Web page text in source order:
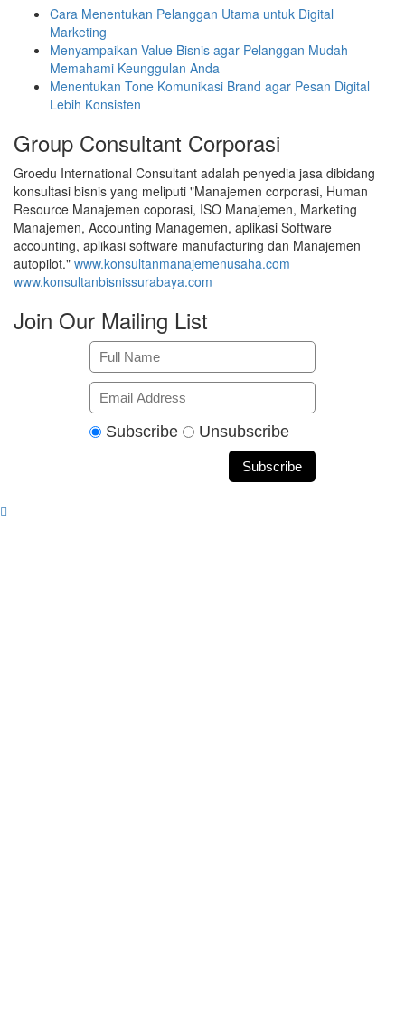
Cara Menentukan Pelanggan Utama untuk Digital
Marketing
Menyampaikan Value Bisnis agar Pelanggan Mudah
Memahami Keunggulan Anda
Menentukan Tone Komunikasi Brand agar Pesan Digital
Lebih Konsisten
Group Consultant Corporasi
Groedu International Consultant adalah penyedia jasa dibidang
konsultasi bisnis yang meliputi "Manajemen corporasi, Human
Resource Manajemen coporasi, ISO Manajemen, Marketing
Manajemen, Accounting Managemen, aplikasi Software
accounting, aplikasi software manufacturing dan Manajemen
autopilot." www.konsultanmanajemenusaha.com
www.konsultanbisnissurabaya.com
Join Our Mailing List
Subscribe Unsubscribe